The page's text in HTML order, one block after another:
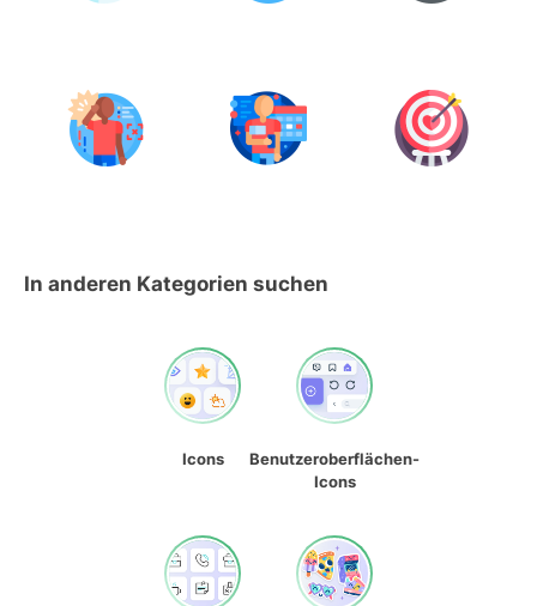
In anderen Kategorien suchen
Icons
Benutzeroberflächen-
Icons